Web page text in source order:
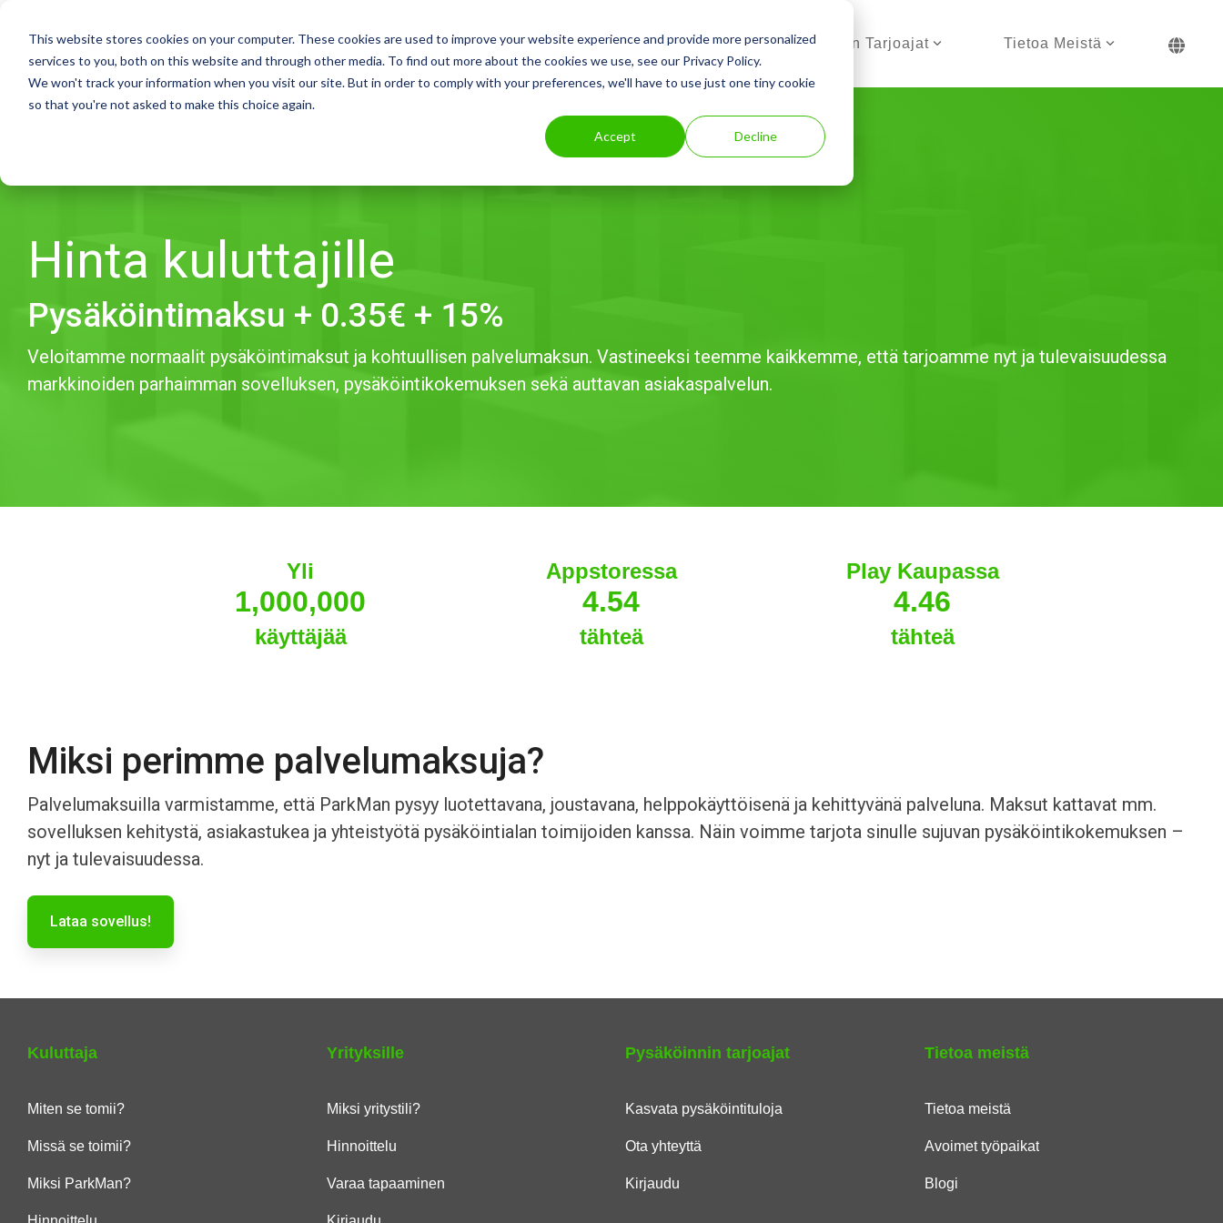
This website stores cookies on your computer. These cookies are used to improve your website experience and provide more personalized
services to you, both on this website and through other media. To find out more about the cookies we use, see our Privacy Policy.
We won't track your information when you visit our site. But in order to comply with your preferences, we'll have to use just one tiny cookie
so that you're not asked to make this choice again.
Accept Decline
content.
Kuluttajat Yritysasiakkaat Pysäköinnin Tarjoajat Tietoa Meistä
Hinta kuluttajille
Pysäköintimaksu + 0.35€ + 15%
Veloitamme normaalit pysäköintimaksut ja kohtuullisen palvelumaksun. Vastineeksi teemme kaikkemme, että tarjoamme nyt ja tulevaisuudessa
markkinoiden parhaimman sovelluksen, pysäköintikokemuksen sekä auttavan asiakaspalvelun.
Yli
1,000,000
käyttäjää
Appstoressa
4.54
tähteä
Play Kaupassa
4.46
tähteä
Miksi perimme palvelumaksuja?
Palvelumaksuilla varmistamme, että ParkMan pysyy luotettavana, joustavana, helppokäyttöisenä ja kehittyvänä palveluna. Maksut kattavat mm.
sovelluksen kehitystä, asiakastukea ja yhteistyötä pysäköintialan toimijoiden kanssa. Näin voimme tarjota sinulle sujuvan pysäköintikokemuksen –
nyt ja tulevaisuudessa.
Lataa sovellus!
Kuluttaja
Miten se tomii?
Missä se toimii?
Miksi ParkMan?
Yrityksille
Miksi yritystili?
Hinnoittelu
Varaa tapaaminen
Pysäköinnin tarjoajat
Kasvata pysäköintituloja
Ota yhteyttä
Kirjaudu
Tietoa meistä
Tietoa meistä
Avoimet työpaikat
Blogi